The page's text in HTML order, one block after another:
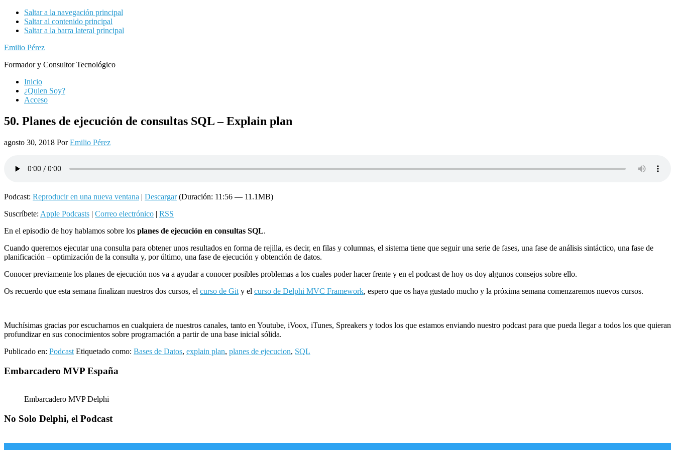
Saltar a la navegación principal
Saltar al contenido principal
Saltar a la barra lateral principal
Emilio Pérez
Formador y Consultor Tecnológico
Inicio
¿Quien Soy?
Acceso
50. Planes de ejecución de consultas SQL – Explain plan
agosto 30, 2018 PorEmilio Pérez
Podcast: Reproducir en una nueva ventana | Descargar(Duración: 11:56 — 11.1MB)
Suscríbete: Apple Podcasts | Correo electrónico | RSS
En el episodio de hoy hablamos sobre los planes de ejecución en consultas SQL.
Cuando queremos ejecutar una consulta para obtener unos resultados en forma de rejilla, es decir, en filas y columnas, el sistema tiene que seguir una serie de fases, una fase de análisis sintáctico, una fase de
planificación – optimización de la consulta y, por último, una fase de ejecución y obtención de datos.
Conocer previamente los planes de ejecución nos va a ayudar a conocer posibles problemas a los cuales poder hacer frente y en el podcast de hoy os doy algunos consejos sobre ello.
Os recuerdo que esta semana finalizan nuestros dos cursos, el curso de Git y el curso de Delphi MVC Framework, espero que os haya gustado mucho y la próxima semana comenzaremos nuevos cursos.
Muchísimas gracias por escucharnos en cualquiera de nuestros canales, tanto en Youtube, iVoox, iTunes, Spreakers y todos los que estamos enviando nuestro podcast para que pueda llegar a todos los que quieran
profundizar en sus conocimientos sobre programación a partir de una base inicial sólida.
Publicado en: Podcast Etiquetado como: Bases de Datos, explain plan, planes de ejecucion, SQL
Barra
principal
Embarcadero MVP España
Embarcadero MVP Delphi
No Solo Delphi, el Podcast